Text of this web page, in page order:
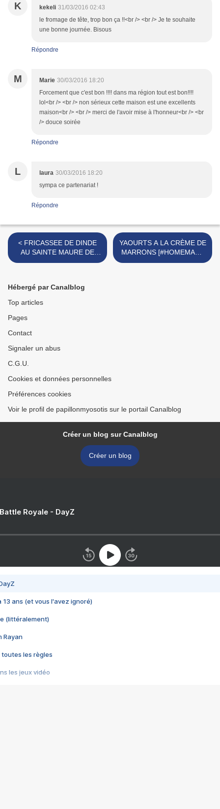
K kekeli 31/03/2016 02:43
le fromage de tête, trop bon ça !!<br /> <br /> Je te souhaite
une bonne journée. Bisous
Répondre
M Marie 30/03/2016 18:20
Forcement que c'est bon !!!! dans ma région tout est bon!!!!
lol<br /> <br /> non sérieux cette maison est une excellents
maison<br /> <br /> merci de l'avoir mise à l'honneur<br /> <br
/> douce soirée
Répondre
L laura 30/03/2016 18:20
sympa ce partenariat !
Répondre
< FRICASSEE DE DINDE
AU SAINTE MAURE DE
TOURAINE [#FROMAGE
YAOURTS A LA CRÈME DE
MARRONS [#HOMEMADE
#PRODUITSLAITIERS] >
Hébergé par Canalblog
Top articles
Pages
Contact
Signaler un abus
C.G.U.
Cookies et données personnelles
Préférences cookies
Voir le profil de papillonmyosotis sur le portail Canalblog
Créer un blog sur Canalblog
Créer un blog
Royale - DayZ
13 ans (et vous l'avez ignoré)
(littéralement)
Rayan
toutes les règles
les jeux vidéo